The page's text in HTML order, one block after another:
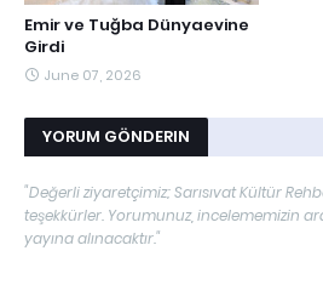
Emir ve Tuğba Dünyaevine
Girdi
June 07, 2026
YORUM GÖNDERIN
"Değerli ziyaretçimiz; Sarısıvat Kültür
teşekkürler. Yorumunuz, incelememizin
yayına alınacaktır."